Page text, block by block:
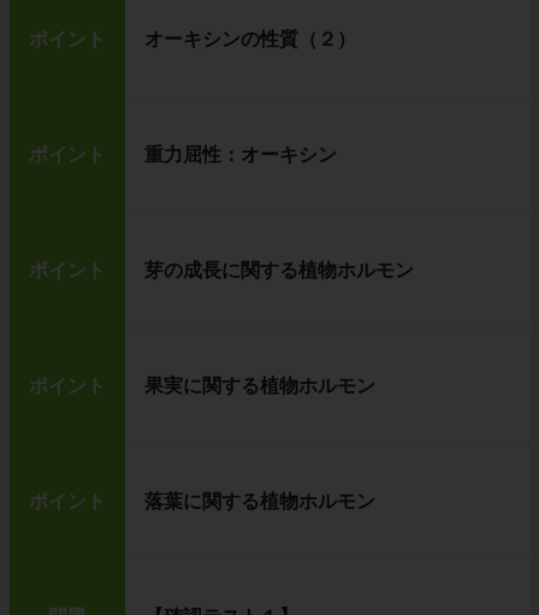
ポイント オーキシンの性質（２）
ポイント 重力屈性：オーキシン
ポイント 芽の成長に関する植物ホルモン
ポイント 果実に関する植物ホルモン
ポイント 落葉に関する植物ホルモン